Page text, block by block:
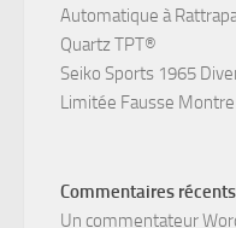
Automatique à
Quartz TPT®
Seiko Sports 1965
Limitée Fausse Montre
Commentaires récents
Un commentateur